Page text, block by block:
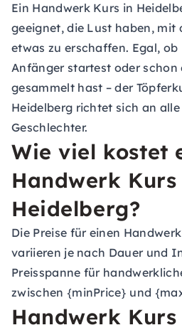
Ein Handwerk Kurs in
geeignet, die Lust haben, mit
etwas zu erschaffen. Egal,
Anfänger startest oder schon
gesammelt hast – der
Heidelberg richtet sich an
Geschlechter.
Wie viel kostet
Handwerk
Heidelberg?
Die Preise für einen
variieren je nach Dauer und
Preisspanne für
zwischen {minPrice} und
Handwerk